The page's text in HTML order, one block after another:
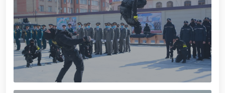
“Navroʻzni ulugʻlash – insonni ulugʻlashdir!” shiori
ostida bayram sayli // Askarlar kasb-hunar
sertifikatlariga ega boʻldi // Qahramonlar xotirasi
yod etildi // Strandja turnirida Milliy gvardiya harbiy
xizmatchisi Navbahor Hamidova oltin medalni qoʻlga
kiritdi. // Iroda Ismoilova «Sodiq xizmatlari uchun»
medali bilan taqdirlandi. // O‘zbekiston Qurolli
Kuchlarida kibersport, dron va robot texnologiyalari
yo‘nalishlari rivojlantiriladi // Andijon viloyatida